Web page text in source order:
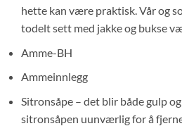
hette kan være praktisk. Vår og
todelt sett med jakke og bukse
Amme-BH
Ammeinnlegg
Sitronsåpe – det blir både gulp
sitronsåpen uunværlig for å